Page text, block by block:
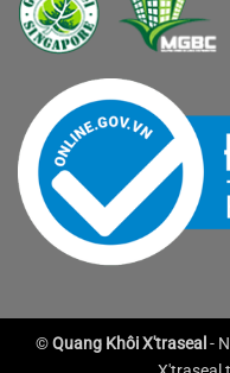
©Quang Khôi X'traseal -